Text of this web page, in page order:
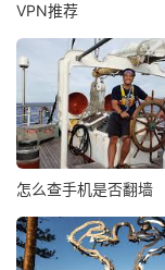
VPN推荐
怎么查手机是否翻墙